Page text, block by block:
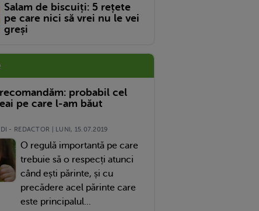
Salam de biscuiți: 5 rețete
pe care nici să vrei nu le vei
greși
probabil cel
pe care l-am băut
- REDACTOR | LUNI, 15.07.2019
O regulă importantă pe care
trebuie să o respecți atunci
când ești părinte, și cu
precădere acel părinte care
este principalul...